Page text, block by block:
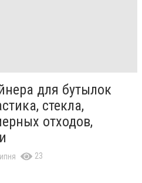
для бутылок
стекла,
отходов,
23